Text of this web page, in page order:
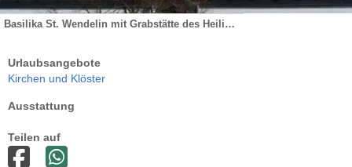
Basilika St. Wendelin mit Grabstätte des Heiligen Wendelinus
Urlaubsangebote
Kirchen und Klöster
Ausstattung
Teilen auf